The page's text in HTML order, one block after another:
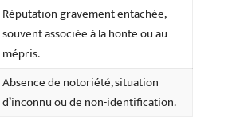
Réputation gravement entachée,
souvent associée à la honte ou au
mépris.
Absence de notoriété, situation
d’inconnu ou de non-identification.